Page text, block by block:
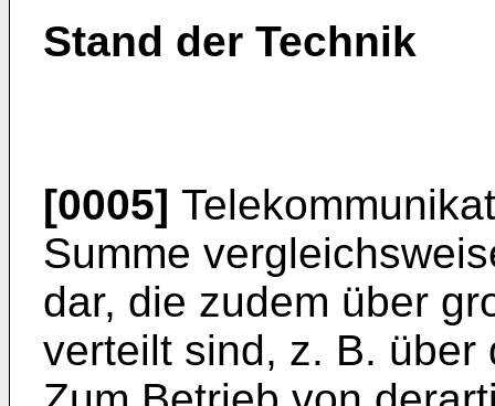
Stand der Technik
[0005]
Summe
dar, die zudem über
verteilt sind, z. B.